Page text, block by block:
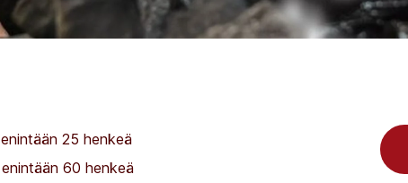
enintään 25 henkeä
enintään 60 henkeä